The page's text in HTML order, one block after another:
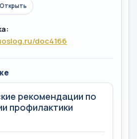
Открыть
doc4166
рекомендации по
профилактики